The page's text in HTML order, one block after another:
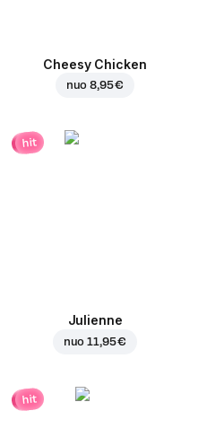
Cheesy Chicken
nuo8,95 €
hit
Julienne
nuo11,95 €
hit